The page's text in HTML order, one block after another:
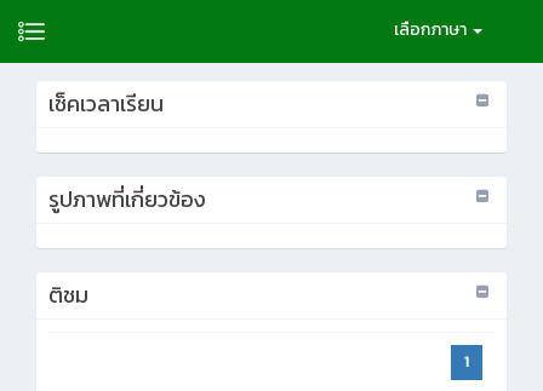
เลือกภาษา
เช็คเวลาเรียน
รูปภาพที่เกี่ยวข้อง
ติชม
1